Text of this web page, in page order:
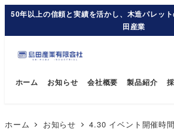
50年以上の信頼と実績を活かし、木造パレッ
田産業
ホーム お知らせ 会社概要 製品紹介
ホーム お知らせ 4.30 イベント開催時